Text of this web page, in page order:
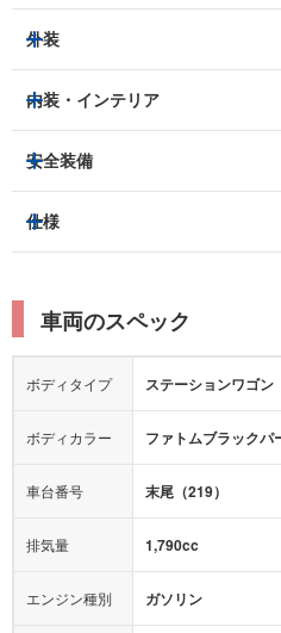
外装
HIDヘッドライト
アルミホイール：19インチ
サンルーフ/ガラスルーフ
ルーフレール
エアロパーツ
内装・インテリア
3列シート
ベンチシート
シートヒーター
カーナビ：DVDナビ
CD
ミュージックプレイヤー接続可
後席モニター
安全装備
トラクションコントロール
レーンキープアシスト
衝突被害軽減プレーキ
カメラ：-
エアバッグ：
ダブルエアバッグ
衝撃緩和ヘッドレスト
仕様
車両のスペック
ボディタイプ ステーションワゴン
ボディカラー ファトムブラックパ
車台番号 末尾（219）
排気量 1,790cc
エンジン種別 ガソリン